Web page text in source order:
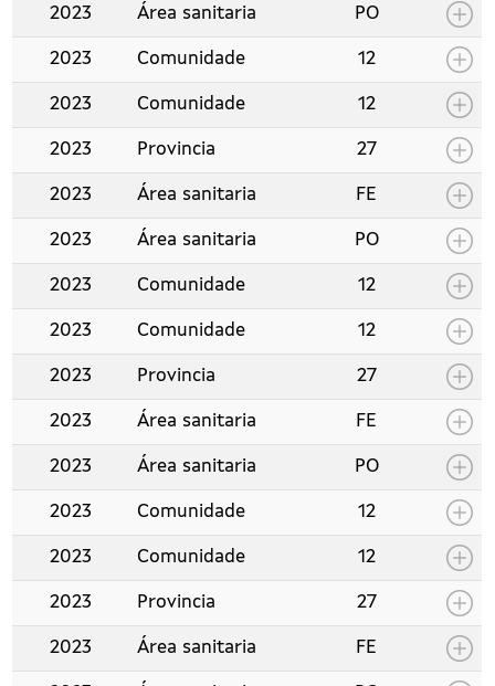
2023 Área sanitaria PO
2023 Comunidade 12
2023 Comunidade 12
2023 Provincia 27
2023 Área sanitaria FE
2023 Área sanitaria PO
2023 Comunidade 12
2023 Comunidade 12
2023 Provincia 27
2023 Área sanitaria FE
2023 Área sanitaria PO
2023 Comunidade 12
2023 Comunidade 12
2023 Provincia 27
2023 Área sanitaria FE